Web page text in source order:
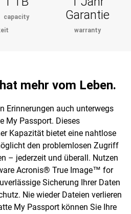
capacity
Garantie
warranty
mehr vom Leben.
Erinnerungen auch unterwegs
My Passport. Dieses
Kapazität bietet eine nahtlose
den problemlosen Zugriff
– jederzeit und überall. Nutzen
Acronis® True Image™ for
Sicherung Ihrer Daten
Nie wieder Dateien verlieren
My Passport können Sie Ihre